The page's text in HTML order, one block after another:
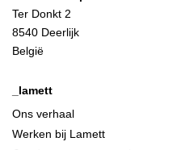
Ter Donkt 2
8540 Deerlijk
België
_lamett
Ons verhaal
Werken bij Lamett